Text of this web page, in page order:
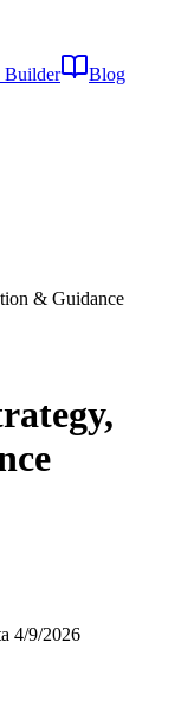
Blog
& Guidance
4/9/2026